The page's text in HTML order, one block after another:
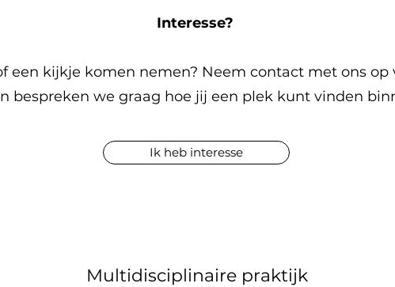
Interesse?
een kijkje komen nemen? Neem contact met ons op
bespreken we graag hoe jij een plek kunt vinden
Ik heb interesse
Multidisciplinaire praktijk